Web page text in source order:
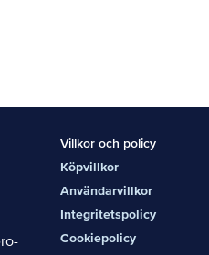
Villkor och policy
Köpvillkor
Användarvillkor
Integritetspolicy
Cookiepolicy